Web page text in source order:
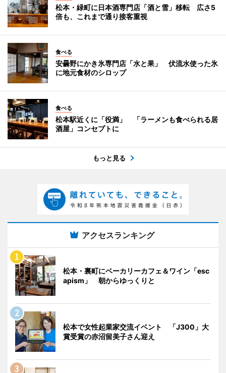
松本・緑町に日本酒専門店「酒と雪」移転 広さ5
倍も、これまで通り接客重視
食べる
安曇野にかき氷専門店「水と果」 伏流水使った氷
に地元食材のシロップ
食べる
松本駅近くに「役満」 「ラーメンも食べられる居
酒屋」コンセプトに
もっと見る
アクセスランキング
松本・裏町にベーカリーカフェ＆ワイン「esc
apism」 朝からゆっくりと
松本で女性起業家交流イベント 「J300」大
賞受賞の赤沼留美子さん迎え